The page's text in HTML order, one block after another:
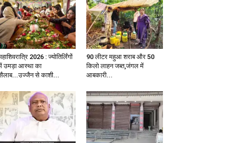
2026 : ज्योतिर्लिंगों
उमड़ा आस्था का
से काशी...
90 लीटर महुआ शराब और 50
किलो लाहन जब्त,जंगल में
आबकारी...